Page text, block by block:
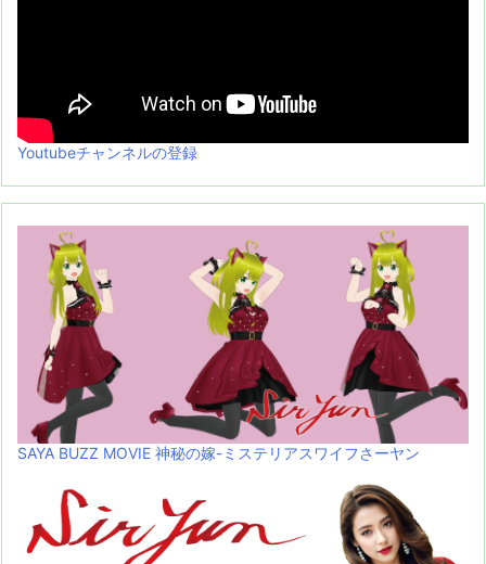
Youtubeチャンネルの登録
SAYA BUZZ MOVIE 神秘の嫁-ミステリアスワイフさーヤン